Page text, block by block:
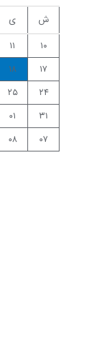
ش
ی
۱۰
۱۱
۱۷
۱۸
۲۴
۲۵
۳۱
۰۱
۰۷
۰۸